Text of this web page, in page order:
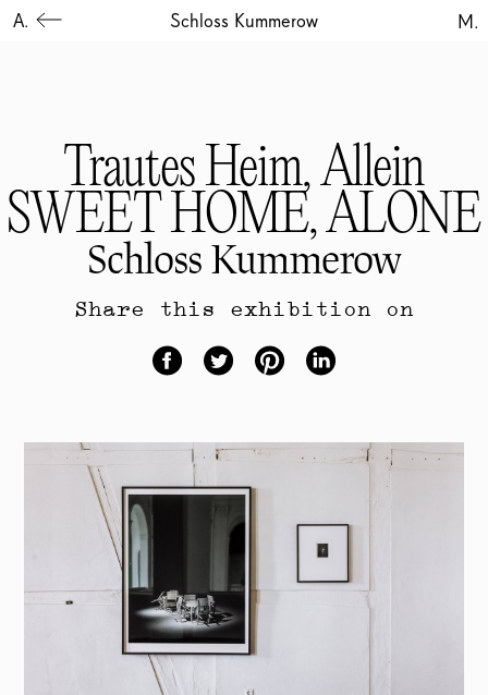
A. Schloss Kummerow M.
Trautes Heim, Allein
SWEET HOME, ALONE
Schloss Kummerow
Share this exhibition on